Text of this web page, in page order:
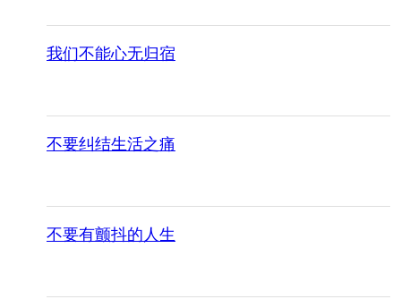
我们不能心无归宿
不要纠结生活之痛
不要有颤抖的人生